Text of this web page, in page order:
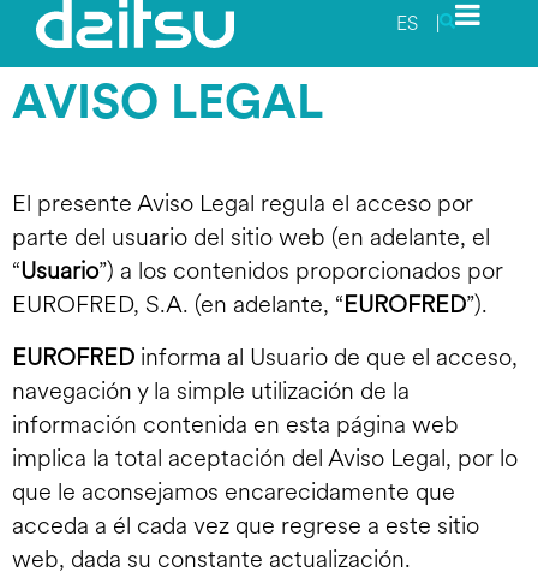
ES |
AVISO LEGAL
El presente Aviso Legal regula el acceso por
parte del usuario del sitio web (en adelante, el
“Usuario”) a los contenidos proporcionados por
EUROFRED, S.A. (en adelante, “EUROFRED”).
EUROFRED informa al Usuario de que el acceso,
navegación y la simple utilización de la
información contenida en esta página web
implica la total aceptación del Aviso Legal, por lo
que le aconsejamos encarecidamente que
acceda a él cada vez que regrese a este sitio
web, dada su constante actualización.